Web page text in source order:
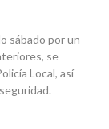
sábado por un
se
Local, así